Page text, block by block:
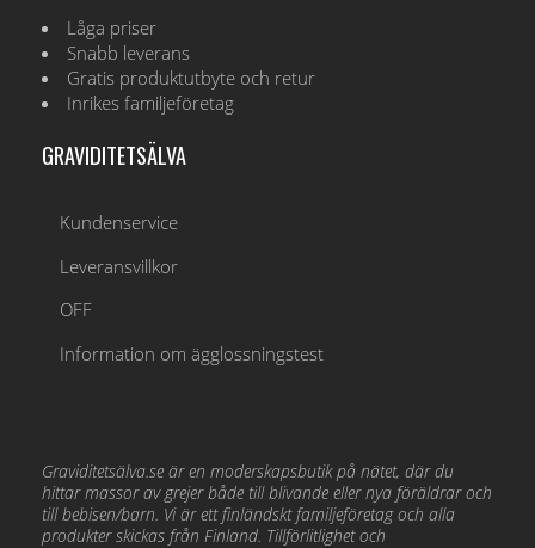
Låga priser
Snabb leverans
Gratis produktutbyte och retur
Inrikes familjeföretag
GRAVIDITETSÄLVA
Kundenservice
Leveransvillkor
OFF
Information om ägglossningstest
Graviditetsälva.se är en moderskapsbutik på nätet, där du
hittar massor av grejer både till blivande eller nya föräldrar och
till bebisen/barn. Vi är ett finländskt familjeföretag och alla
produkter skickas från Finland. Tillförlitlighet och